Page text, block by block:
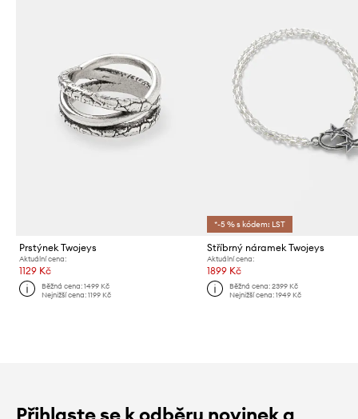
Prstýnek Twojeys
Aktuální cena:
1129 Kč
Běžná cena:1499 Kč
Nejnižší cena:1199 Kč
*-5 % s kódem: LST
Stříbrný náramek Twojeys
Aktuální cena:
1899 Kč
Běžná cena: 2399 Kč
Nejnižší cena: 1949 Kč